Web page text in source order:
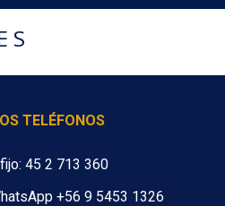
S
TELÉFONOS
45 2 713 360
+56 9 5453 1326